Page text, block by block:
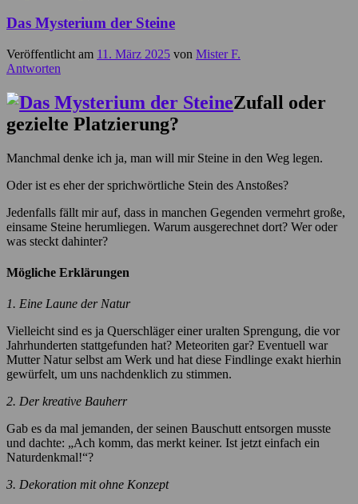
Das Mysterium der Steine
Veröffentlicht am 11. März 2025 von Mister F.
Antworten
Zufall oder
gezielte Platzierung?
Manchmal denke ich ja, man will mir Steine in den Weg legen.
Oder ist es eher der sprichwörtliche Stein des Anstoßes?
Jedenfalls fällt mir auf, dass in manchen Gegenden vermehrt große,
einsame Steine herumliegen. Warum ausgerechnet dort? Wer oder
was steckt dahinter?
Mögliche Erklärungen
1. Eine Laune der Natur
Vielleicht sind es ja Querschläger einer uralten Sprengung, die vor
Jahrhunderten stattgefunden hat? Meteoriten gar? Eventuell war
Mutter Natur selbst am Werk und hat diese Findlinge exakt hierhin
gewürfelt, um uns nachdenklich zu stimmen.
2. Der kreative Bauherr
Gab es da mal jemanden, der seinen Bauschutt entsorgen musste
und dachte: „Ach komm, das merkt keiner. Ist jetzt einfach ein
Naturdenkmal!“?
3. Dekoration mit ohne Konzept